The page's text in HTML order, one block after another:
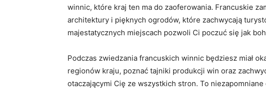
⁤winnic, które kraj ten ma do ⁢zaoferowania.​ Francuskie
⁢architektury i pięknych ogrodów, które zachwycają
majestatycznych miejscach pozwoli Ci ‍poczuć się jak
Podczas zwiedzania francuskich winnic będziesz miał
regionów kraju, poznać⁢ tajniki produkcji win oraz
otaczającymi Cię⁣ ze wszystkich stron. To